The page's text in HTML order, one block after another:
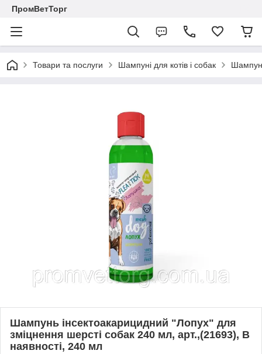
ПромВетТорг
Товари та послуги Шампуні для котів і собак
Шампунь інсектоакарицидний "Лопух" для
зміцнення шерсті собак 240 мл, арт.,(21693), В
наявності, 240 мл